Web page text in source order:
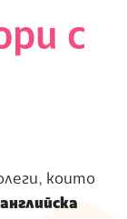
с
които
английска